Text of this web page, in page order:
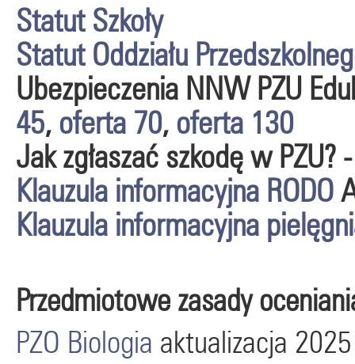
Statut Szkoły
Statut Oddziału
Ubezpieczenia NNW PZU
45, oferta 70, oferta 130
Jak zgłaszać szkodę w PZU?
Klauzula informacyjna RODO
Klauzula informacyjna
Przedmiotowe zasady
PZO Biologia aktualizacja 2025